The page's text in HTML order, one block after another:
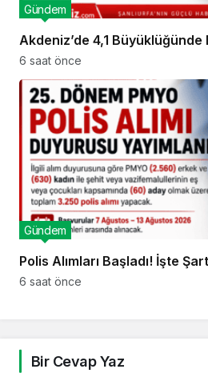
Akdeniz’de 4,1 Büyüklüğünde
Gündem
6 saat önce
Polis Alımları Başladı! İşte
Gündem
6 saat önce
Bir Cevap Yaz